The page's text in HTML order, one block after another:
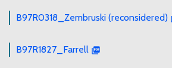
B97R0318_Zembruski (reconsidered)
B97R1827_Farrell